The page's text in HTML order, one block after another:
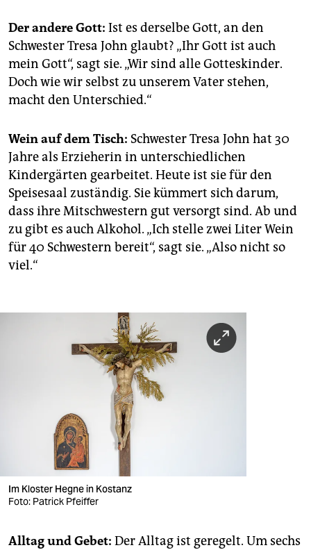
Der andere Gott: Ist es derselbe Gott, an den
Schwester Tresa John glaubt? „Ihr Gott ist auch
mein Gott“, sagt sie. „Wir sind alle Gotteskinder.
Doch wie wir selbst zu unserem Vater stehen,
macht den Unterschied.“
Wein auf dem Tisch: Schwester Tresa John hat 30
Jahre als Erzieherin in unterschiedlichen
Kindergärten gearbeitet. Heute ist sie für den
Speisesaal zuständig. Sie kümmert sich darum,
dass ihre Mitschwestern gut versorgt sind. Ab und
zu gibt es auch Alkohol. „Ich stelle zwei Liter Wein
für 40 Schwestern bereit“, sagt sie. „Also nicht so
viel.“
Im Kloster Hegne in Kostanz
Foto: Patrick Pfeiffer
Alltag und Gebet: Der Alltag ist geregelt. Um sechs